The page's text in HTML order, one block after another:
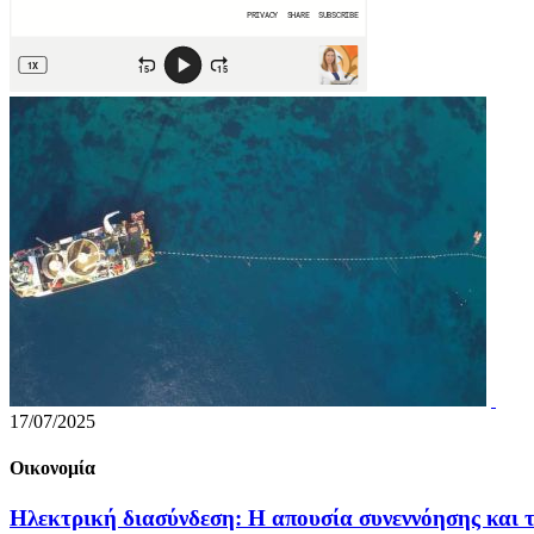
17/07/2025
Οικονομία
Ηλεκτρική διασύνδεση: Η απουσία συνεννόησης και